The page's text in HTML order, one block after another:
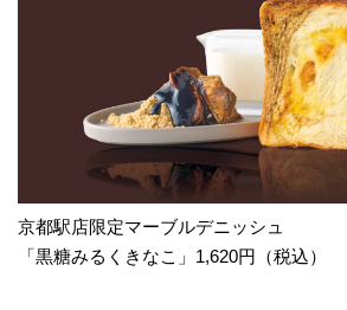
京都駅店限定マーブルデニッシュ
「黒糖みるくきなこ」1,620円（税込）